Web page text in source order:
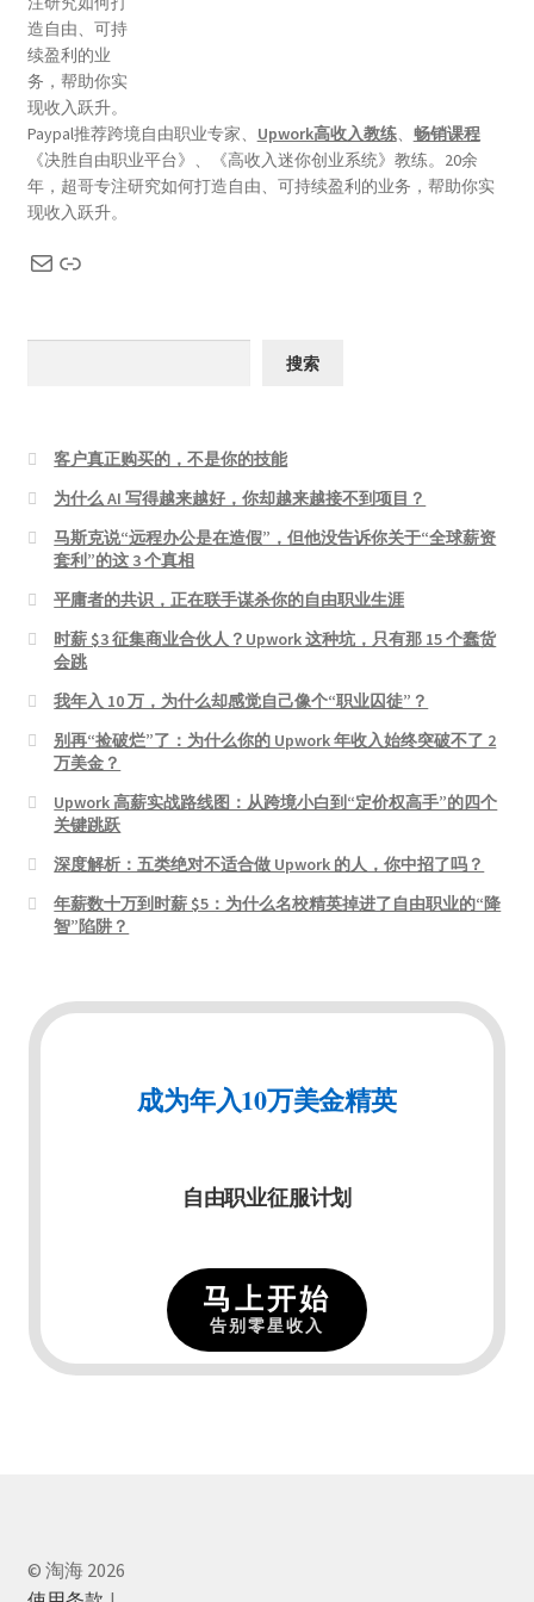
Paypal推荐跨境自由职业专家、 Upwork高收入教练、 畅销课程
《决胜自由职业平台》、《高收入迷你创业系统》教练。20余
年，超哥专注研究如何打造自由、可持续盈利的业务，帮助你实
现收入跃升。
搜索
客户真正购买的，不是你的技能
为什么 AI 写得越来越好，你却越来越接不到项目？
马斯克说“远程办公是在造假”，但他没告诉你关于“全球薪资
套利”的这 3 个真相
平庸者的共识，正在联手谋杀你的自由职业生涯
时薪 $3 征集商业合伙人？Upwork 这种坑，只有那 15 个蠢货
会跳
我年入 10 万，为什么却感觉自己像个“职业囚徒”？
别再“捡破烂”了：为什么你的 Upwork 年收入始终突破不了 2
万美金？
Upwork 高薪实战路线图：从跨境小白到“定价权高手”的四个
关键跳跃
深度解析：五类绝对不适合做 Upwork 的人，你中招了吗？
年薪数十万到时薪 $5：为什么名校精英掉进了自由职业的“降
智”陷阱？
成为年入10万美金精英
自由职业征服计划
马上开始
告别零星收入
© 淘海 2026